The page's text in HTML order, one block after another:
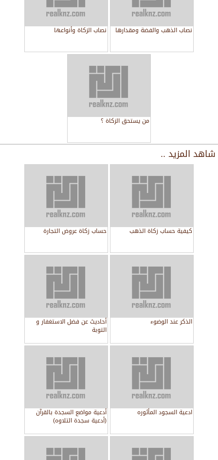
نصاب الذهب والفضة ومقدارها نصاب الزكاة وأنواعها
من يستحق الزكاة ؟
شاهد المزيد ..
كيفية حساب زكاة الذهب حساب زكاة عروض التجارة
الذكر عند الوضوء أحاديث عن فضل الاستغفار و
التوبة
ادعية السجود المأثوره أدعية مواضع السجدة بالقرآن
(أدعية سجدة التلاوه)